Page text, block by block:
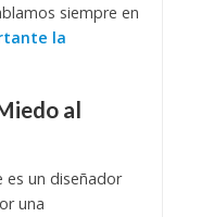
siempre en
la
al
es un diseñador
una